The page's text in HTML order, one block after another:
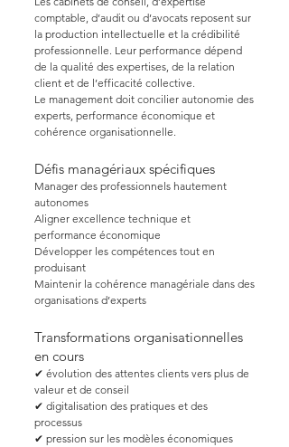
comptable, d’audit ou d’avocats reposent sur
la production intellectuelle et la crédibilité
professionnelle. Leur performance dépend
de la qualité des expertises, de la relation
client et de l’efficacité collective.
Le management doit concilier autonomie des
experts, performance économique et
cohérence organisationnelle.
Défis managériaux spécifiques
Manager des professionnels hautement
autonomes
Aligner excellence technique et
performance économique
Développer les compétences tout en
produisant
Maintenir la cohérence managériale dans des
organisations d’experts
Transformations organisationnelles
en cours
✔ évolution des attentes clients vers plus de
valeur et de conseil
✔ digitalisation des pratiques et des
processus
✔ pression sur les modèles économiques